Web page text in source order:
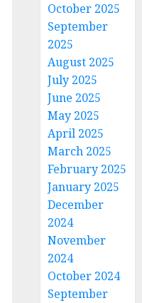
October 2025
September
2025
August 2025
July 2025
June 2025
May 2025
April 2025
March 2025
February 2025
January 2025
December
2024
November
2024
October 2024
September